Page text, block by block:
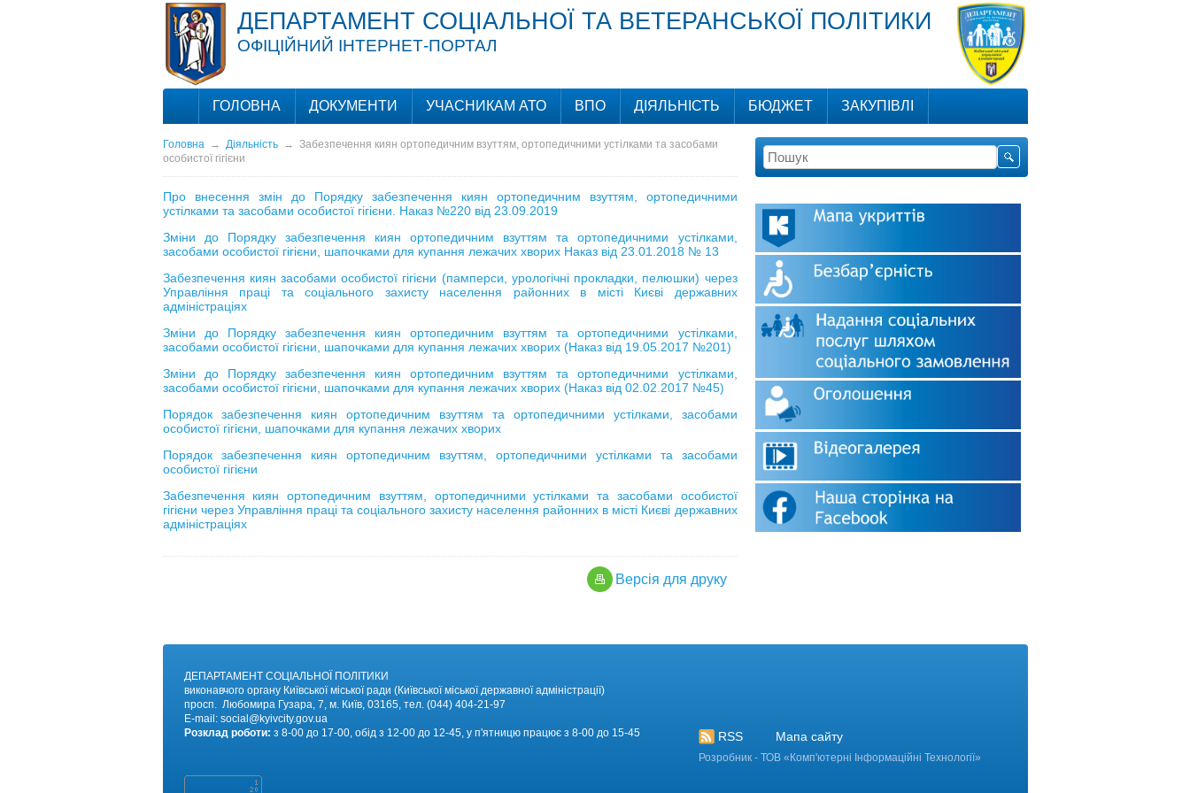
ДЕПАРТАМЕНТ СОЦІАЛЬНОЇ ТА ВЕТЕРАНСЬКОЇ ПОЛІТИКИ
ОФІЦІЙНИЙ ІНТЕРНЕТ-ПОРТАЛ
ГОЛОВНА ДОКУМЕНТИ УЧАСНИКАМ АТО ВПО ДІЯЛЬНІСТЬ БЮДЖЕТ ЗАКУПІВЛІ
Головна→ Діяльність→ Забезпечення киян ортопедичним взуттям, ортопедичними устілками та засобами
особистої гігієни
Про внесення змін до Порядку забезпечення киян ортопедичним взуттям, ортопедичними
устілками та засобами особистої гігієни. Наказ №220 від 23.09.2019
Зміни до Порядку забезпечення киян ортопедичним взуттям та ортопедичними устілками,
засобами особистої гігієни, шапочками для купання лежачих хворих Наказ від 23.01.2018 № 13
Забезпечення киян засобами особистої гігієни (памперси, урологічні прокладки, пелюшки) через
Управління праці та соціального захисту населення районних в місті Києві державних
адміністраціях
Зміни до Порядку забезпечення киян ортопедичним взуттям та ортопедичними устілками,
засобами особистої гігієни, шапочками для купання лежачих хворих (Наказ від 19.05.2017 №201)
Зміни до Порядку забезпечення киян ортопедичним взуттям та ортопедичними устілками,
засобами особистої гігієни, шапочками для купання лежачих хворих (Наказ від 02.02.2017 №45)
Порядок забезпечення киян ортопедичним взуттям та ортопедичними устілками, засобами
особистої гігієни, шапочками для купання лежачих хворих
Порядок забезпечення киян ортопедичним взуттям, ортопедичними устілками та засобами
особистої гігієни
Забезпечення киян ортопедичним взуттям, ортопедичними устілками та засобами особистої
гігієни через Управління праці та соціального захисту населення районних в місті Києві державних
адміністраціях
Версiя для друку
ДЕПАРТАМЕНТ СОЦІАЛЬНОЇ ПОЛІТИКИ
виконавчого органу Київської міської ради (Київської міської державної адміністрації)
просп. Любомира Гузара, 7, м. Київ, 03165, тел. (044) 404-21-97
E-mail: social@kyivcity.gov.ua
Розклад роботи: з 8-00 до 17-00, обід з 12-00 до 12-45, у п'ятницю працює з 8-00 до 15-45 RSS Мапа сайту
Розробник - ТОВ « Комп'ютерні Інформаційні Технології»